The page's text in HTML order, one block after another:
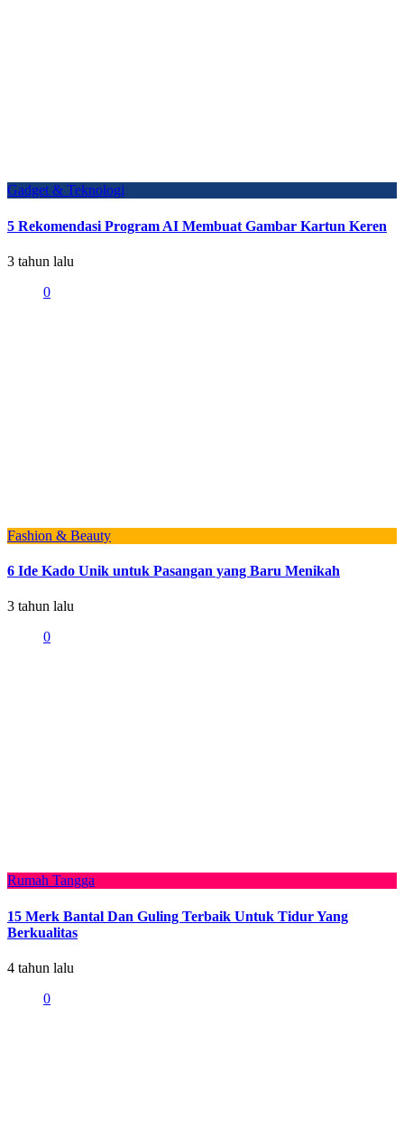
Gadget & Teknologi
5 Rekomendasi Program AI Membuat Gambar Kartun Keren
3 tahun lalu
0
Fashion & Beauty
6 Ide Kado Unik untuk Pasangan yang Baru Menikah
3 tahun lalu
0
Rumah Tangga
15 Merk Bantal Dan Guling Terbaik Untuk Tidur Yang
Berkualitas
4 tahun lalu
0